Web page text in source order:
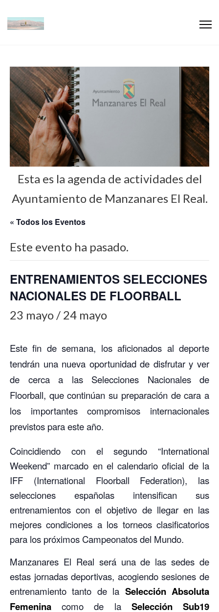
Esta es la agenda de actividades del
Ayuntamiento de Manzanares El Real.
« Todos los Eventos
Este evento ha pasado.
ENTRENAMIENTOS SELECCIONES
NACIONALES DE FLOORBALL
23 mayo / 24 mayo
Este fin de semana, los aficionados al deporte
tendrán una nueva oportunidad de disfrutar y ver
de cerca a las Selecciones Nacionales de
Floorball, que continúan su preparación de cara a
los importantes compromisos internacionales
previstos para este año.
Coincidiendo con el segundo “International
Weekend” marcado en el calendario oficial de la
IFF (International Floorball Federation), las
selecciones españolas intensifican sus
entrenamientos con el objetivo de llegar en las
mejores condiciones a los torneos clasificatorios
para los próximos Campeonatos del Mundo.
Manzanares El Real será una de las sedes de
estas jornadas deportivas, acogiendo sesiones de
entrenamiento tanto de la Selección Absoluta
Femenina como de la Selección Sub19